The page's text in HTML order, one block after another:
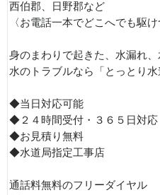
西伯郡、日野郡など
〈お電話一本でどこへでも駆
身のまわりで起きた、水漏れ、
水のトラブルなら「とっとり
◆当日対応可能
◆２４時間受付・３６５日対応
◆お見積り無料
◆水道局指定工事店
通話料無料のフリーダイヤル